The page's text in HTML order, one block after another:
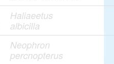
Haliaeetus
albicilla
Neophron
percnopterus